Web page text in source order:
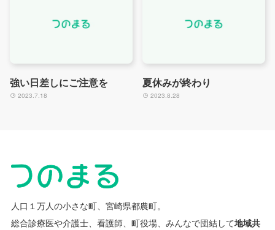
強い日差しにご注意を
2023.7.18
夏休みが終わり
2023.8.28
人口１万人の小さな町、宮崎県都農町。
総合診療医や介護士、看護師、町役場、みんなで団結して地域共